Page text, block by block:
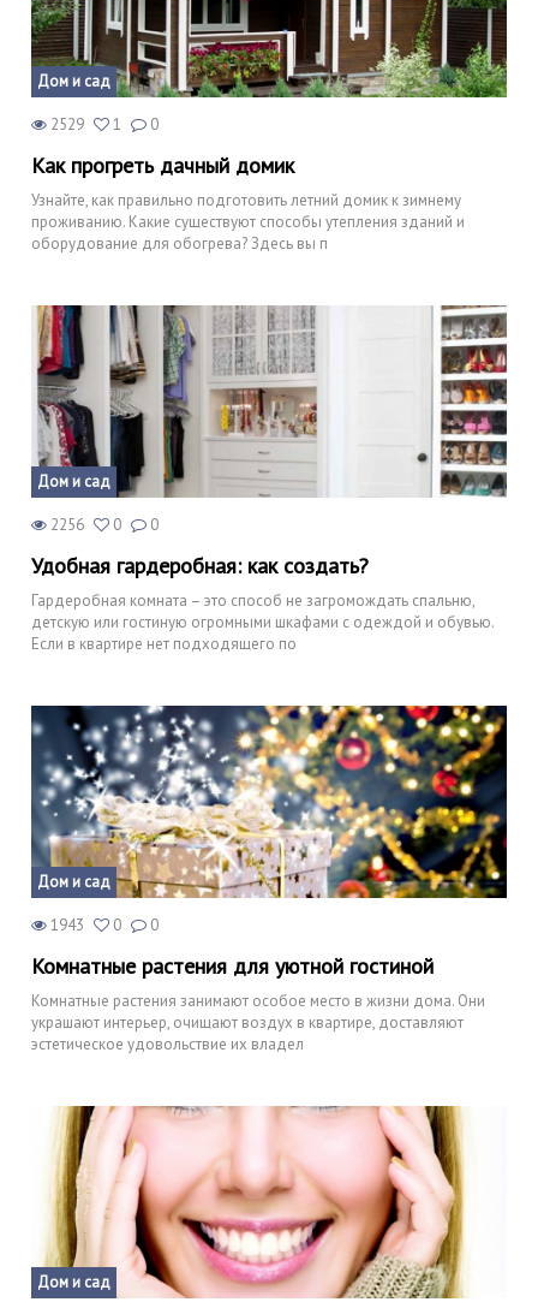
Дом и сад
2529 1 0
Как прогреть дачный домик
Узнайте, как правильно подготовить летний домик к зимнему
проживанию. Какие существуют способы утепления зданий и
оборудование для обогрева? Здесь вы п
Дом и сад
2256 0 0
Удобная гардеробная: как создать?
Гардеробная комната – это способ не загромождать спальню,
детскую или гостиную огромными шкафами с одеждой и обувью.
Если в квартире нет подходящего по
Дом и сад
1943 0 0
Комнатные растения для уютной гостиной
Комнатные растения занимают особое место в жизни дома. Они
украшают интерьер, очищают воздух в квартире, доставляют
эстетическое удовольствие их владел
Дом и сад